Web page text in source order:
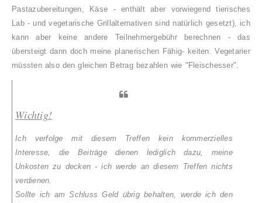
Pastazubereitungen, Käse -enthält aber vorwiegend tierisches
Lab - und vegetarische Grillalternativen sind natürlich gesetzt), ich
kann aber keine andere Teilnehmergebühr berechnen - das
übersteigt dann doch meine planerischen Fähig- keiten. Vegetarier
müssten also den gleichen Betrag bezahlen wie "Fleischesser".
Wichtig!
Ich verfolge mit diesem Treffen kein kommerzielles
Interesse, die Beiträge dienen lediglich dazu, meine
Unkosten zu decken - ich werde an diesem Treffen nichts
verdienen.
Sollte ich am Schluss Geld übrig behalten, werde ich den